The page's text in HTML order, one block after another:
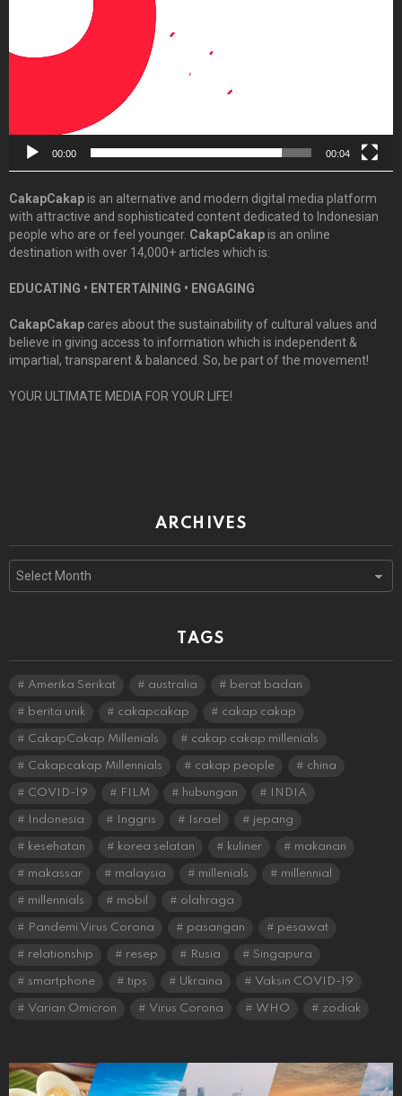
00:00 00:04
CakapCakapis an alternative and modern digital media platform
with attractive and sophisticated content dedicated to Indonesian
people who are or feel younger. CakapCakapis an online
destination with over 14,000+ articles which is:
EDUCATING • ENTERTAINING • ENGAGING
CakapCakap cares about the sustainability of cultural values and
believe in giving access to information which is independent &
impartial, transparent & balanced. So, be part of the movement!
YOUR ULTIMATE MEDIA FOR YOUR LIFE!
ARCHIVES
TAGS
Amerika Serikat australia berat badan
berita unik cakapcakap cakap cakap
CakapCakap Millenials cakap cakap millenials
Cakapcakap Millennials cakap people china
COVID-19 FILM hubungan INDIA
Indonesia Inggris Israel jepang
kesehatan korea selatan kuliner makanan
makassar malaysia millenials millennial
millennials mobil olahraga
Pandemi Virus Corona pasangan pesawat
relationship resep Rusia Singapura
smartphone tips Ukraina Vaksin COVID-19
Varian Omicron Virus Corona WHO zodiak